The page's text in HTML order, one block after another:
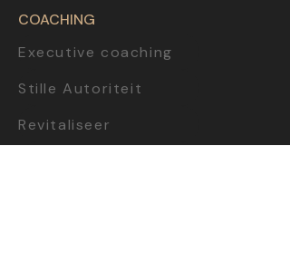
COACHING
Executive coaching
Stille Autoriteit
Revitaliseer